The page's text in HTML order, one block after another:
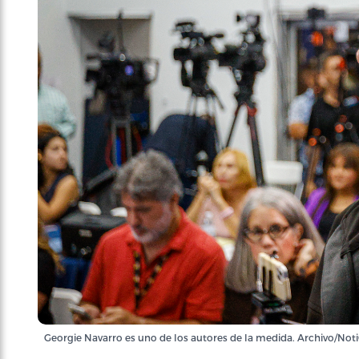
Georgie Navarro es uno de los autores de la medida. Archivo/